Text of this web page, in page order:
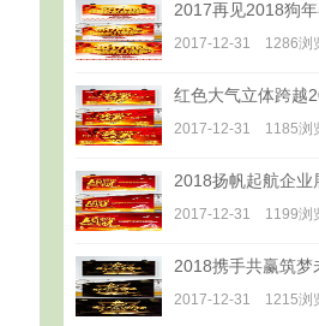
2017再见2018狗
2017-12-31 1286浏
红色大气立体跨越
2017-12-31 1185浏
2018扬帆起航企业
2017-12-31 1199浏
2018携手共赢筑梦
2017-12-31 1215浏